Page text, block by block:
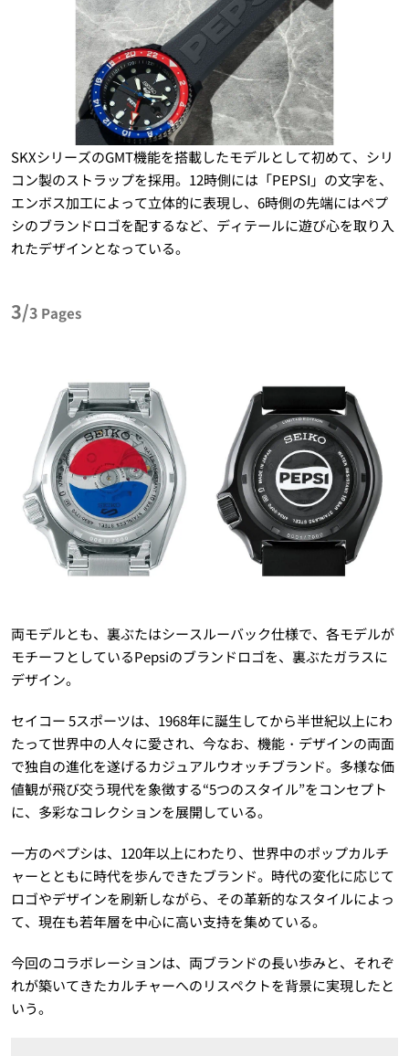
SKXシリーズのGMT機能を搭載したモデルとして初めて、シリ
コン製のストラップを採用。12時側には「PEPSI」の文字を、
エンボス加工によって立体的に表現し、6時側の先端にはペプ
シのブランドロゴを配するなど、ディテールに遊び心を取り入
れたデザインとなっている。
3/3 Pages
両モデルとも、裏ぶたはシースルーバック仕様で、各モデルが
モチーフとしているPepsiのブランドロゴを、裏ぶたガラスに
デザイン。
セイコー 5スポーツは、1968年に誕生してから半世紀以上にわ
たって世界中の人々に愛され、今なお、機能・デザインの両面
で独自の進化を遂げるカジュアルウオッチブランド。多様な価
値観が飛び交う現代を象徴する“5つのスタイル”をコンセプト
に、多彩なコレクションを展開している。
一方のペプシは、120年以上にわたり、世界中のポップカルチ
ャーとともに時代を歩んできたブランド。時代の変化に応じて
ロゴやデザインを刷新しながら、その革新的なスタイルによっ
て、現在も若年層を中心に高い支持を集めている。
今回のコラボレーションは、両ブランドの長い歩みと、それぞ
れが築いてきたカルチャーへのリスペクトを背景に実現したと
いう。